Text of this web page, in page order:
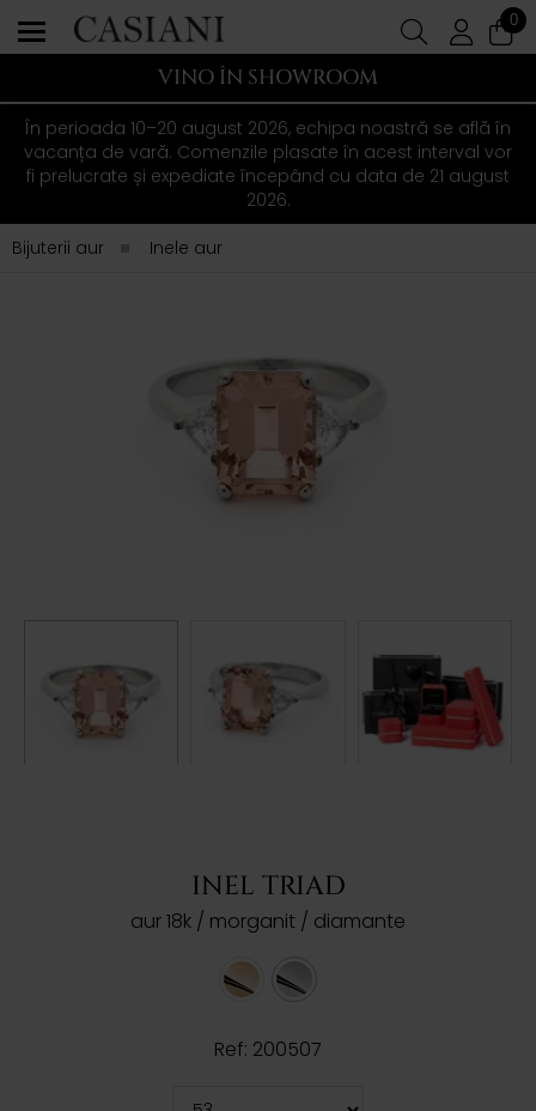
0
VINO ÎN SHOWROOM
În perioada 10–20 august 2026, echipa noastră se află în
vacanța de vară. Comenzile plasate în acest interval vor
fi prelucrate și expediate începând cu data de 21 august
2026.
Bijuterii aur
Inele aur
INEL TRIAD
aur 18k / morganit / diamante
Ref: 200507